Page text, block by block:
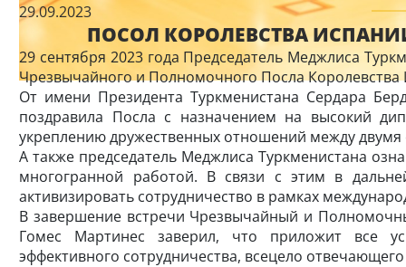
29.09.2023
ПОСОЛ КОРОЛЕВСТВА
29 сентября 2023 года Председатель Меджлиса
Чрезвычайного и Полномочного Посла Королевства
От имени Президента Туркменистана Сердара
поздравила Посла с назначением на высокий
укреплению дружественных отношений между двумя
A также председатель Меджлиса Туркменистана
многогранной работой. В связи с этим в
активизировать сотрудничество в рамках
В завершение встречи Чрезвычайный и
Гомес Мартинес заверил, что приложит все
эффективного сотрудничества, всецело